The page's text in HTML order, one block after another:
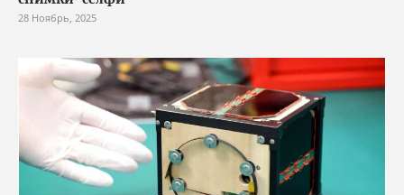
28 Ноябрь, 2025